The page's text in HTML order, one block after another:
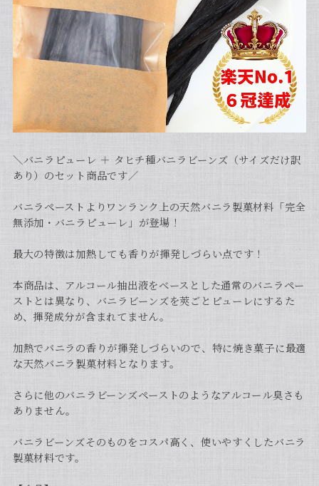
＼バニラピューレ ＋ タヒチ種バニラビーンズ（サイズだけ訳
あり）のセット商品です／
バニラペーストよりワンランク上の天然バニラ製菓材料「完全
無添加・バニラピューレ」が登場！
最大の特徴は加熱しても香りが揮発しづらい点です！
本商品は、アルコール抽出液をベースとした通常のバニラペー
ストとは異なり、バニラビーンズを莢ごとピューレにするた
め、揮発成分が含まれてません。
加熱でバニラの香りが揮発しづらいので、特に焼き菓子に最適
な天然バニラ製菓材料となります。
さらに他のバニラビーンズペーストのようなアルコール臭さも
ありません。
バニラビーンズそのものをコスパ高く、使いやすくしたバニラ
製菓材料です。